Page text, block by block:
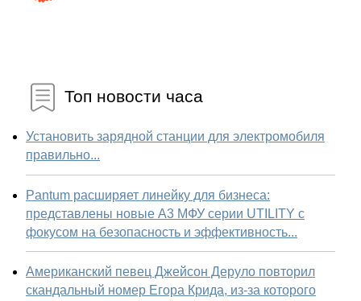
Топ новости часа
Установить зарядной станции для электромобиля
правильно...
Pantum расширяет линейку для бизнеса:
представлены новые А3 МФУ серии UTILITY с
фокусом на безопасность и эффективность...
Американский певец Джейсон Деруло повторил
скандальный номер Егора Крида, из-за которого